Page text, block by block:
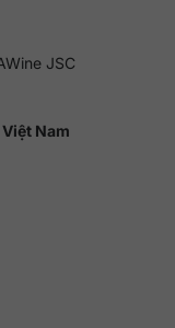
nguyên chất
hương thơm
JSC
Nam